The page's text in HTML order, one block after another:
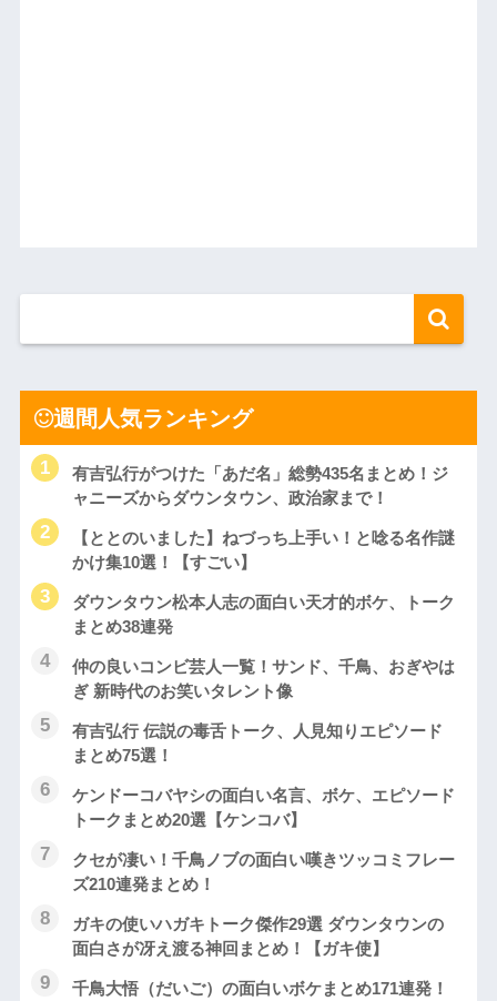
週間人気ランキング
有吉弘行がつけた「あだ名」総勢435名まとめ！ジ
ャニーズからダウンタウン、政治家まで！
【ととのいました】ねづっち上手い！と唸る名作謎
かけ集10選！【すごい】
ダウンタウン松本人志の面白い天才的ボケ、トーク
まとめ38連発
仲の良いコンビ芸人一覧！サンド、千鳥、おぎやは
ぎ 新時代のお笑いタレント像
有吉弘行 伝説の毒舌トーク、人見知りエピソード
まとめ75選！
ケンドーコバヤシの面白い名言、ボケ、エピソード
トークまとめ20選【ケンコバ】
クセが凄い！千鳥ノブの面白い嘆きツッコミフレー
ズ210連発まとめ！
ガキの使いハガキトーク傑作29選 ダウンタウンの
面白さが冴え渡る神回まとめ！【ガキ使】
千鳥大悟（だいご）の面白いボケまとめ171連発！